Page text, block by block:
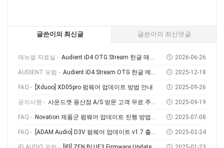
글쓴이의 최신글 글쓴이의 최신댓글
매뉴얼 자료실 - Audient iD4 OTG Stream 한글 매뉴얼 2026-06-26
AUDIENT 포럼 - Audient iD4 Stream OTG 한글 메뉴얼 다운로드 및 사용 방법 2025-12-18
FAQ - [Xduoo] XD05pro 펌웨어 업데이트 방법 안내 2025-09-26
공지사항 - 사운드캣 용산점 A/S 방문 고객 무료 주차 안내 2025-09-19
FAQ - Novation 제품군 펌웨어 업데이트 진행 방법 (Feat, Novation Components) 2025-07-08
FAQ - [ADAM Audio] D3V 펌웨어 업데이트 v1.7 출시! 소개부터 설치 방법까지 2025-02-24